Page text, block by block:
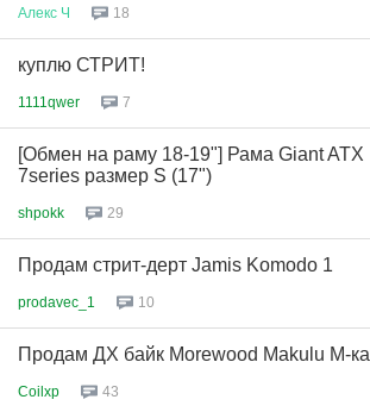
Алекс Ч 18
куплю СТРИТ!
1111qwer 7
[Обмен на раму 18-19"] Рама Giant ATX
7series размер S (17")
shpokk 29
Продам стрит-дерт Jamis Komodo 1
prodavec_1 10
Продам ДХ байк Morewood Makulu M-ка
Coilxp 43